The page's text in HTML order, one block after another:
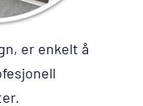
er enkelt å